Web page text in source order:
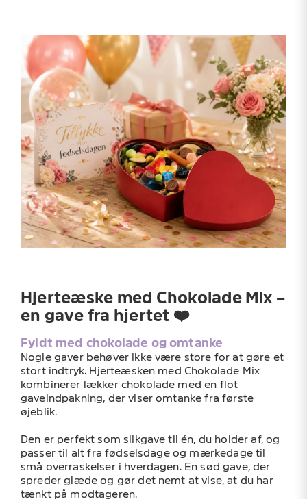
Hjerteæske med Chokolade Mix –
en gave fra hjertet ❤️
Fyldt med chokolade og omtanke
Nogle gaver behøver ikke være store for at gøre et
stort indtryk. Hjerteæsken med Chokolade Mix
kombinerer lækker chokolade med en flot
gaveindpakning, der viser omtanke fra første
øjeblik.
Den er perfekt som slikgave til én, du holder af, og
passer til alt fra fødselsdage og mærkedage til
små overraskelser i hverdagen. En sød gave, der
spreder glæde og gør det nemt at vise, at du har
tænkt på modtageren.